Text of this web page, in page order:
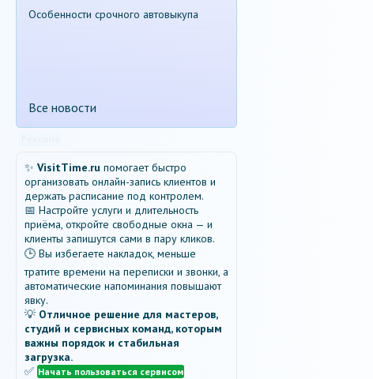
Особенности срочного автовыкупа
Все новости
✨ VisitTime.ru помогает быстро
организовать онлайн-запись клиентов и
держать расписание под контролем.
📅 Настройте услуги и длительность
приёма, откройте свободные окна — и
клиенты запишутся сами в пару кликов.
🕒 Вы избегаете накладок, меньше
тратите времени на переписки и звонки, а
автоматические напоминания повышают
явку.
💡 Отличное решение для мастеров,
студий и сервисных команд, которым
важны порядок и стабильная
загрузка.
✅ Начать пользоваться сервисом